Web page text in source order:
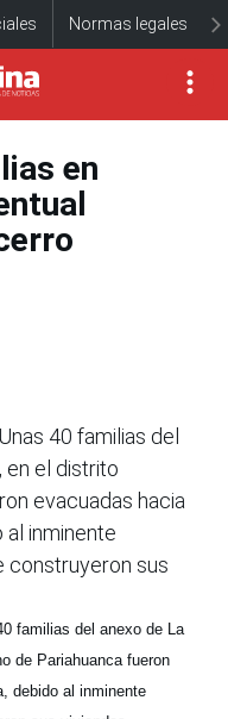
Normas legales
en
Unas 40 familias del
en el distrito
evacuadas hacia
al inminente
construyeron sus
familias del anexo de La
de Pariahuanca fueron
debido al inminente